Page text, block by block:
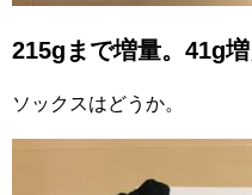
215gまで増量。41g増
ソックスはどうか。